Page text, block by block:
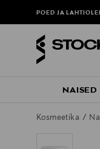
POED JA
NAISED
Kosmeetika